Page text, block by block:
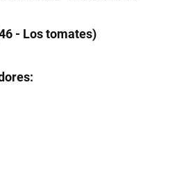
- Los tomates)